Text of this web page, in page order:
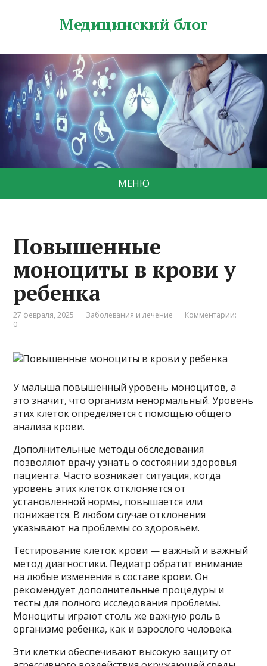
Медицинский блог
МЕНЮ
Повышенные
моноциты в крови у
ребенка
27 февраля, 2025 Заболевания и лечение
Комментарии:
0
У малыша повышенный уровень моноцитов, а
это значит, что организм ненормальный. Уровень
этих клеток определяется с помощью общего
анализа крови.
Дополнительные методы обследования
позволяют врачу узнать о состоянии здоровья
пациента. Часто возникает ситуация, когда
уровень этих клеток отклоняется от
установленной нормы, повышается или
понижается. В любом случае отклонения
указывают на проблемы со здоровьем.
Тестирование клеток крови — важный и важный
метод диагностики. Педиатр обратит внимание
на любые изменения в составе крови. Он
рекомендует дополнительные процедуры и
тесты для полного исследования проблемы.
Моноциты играют столь же важную роль в
организме ребенка, как и взрослого человека.
Эти клетки обеспечивают высокую защиту от